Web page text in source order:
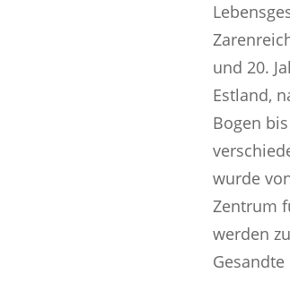
und 20.
Estland,
Bogen
wurde
Zentrum
werden